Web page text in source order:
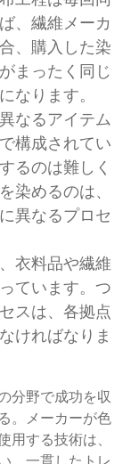
、繊維メーカ
、購入した染
まったく同じ
なります。
なるアイテム
構成されてい
るのは難しく
染めるのは、
異なるプロセ
衣料品や繊維
ています。つ
スは、各拠点
ければなりま
分野で成功を収
。メーカーが色
する技術は、